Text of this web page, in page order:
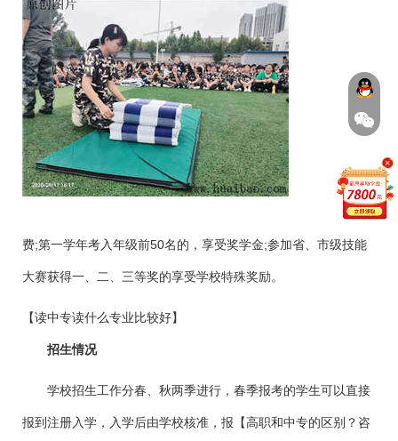
费;第一学年考入年级前50名的，享受奖学金;参加省、市级技能
大赛获得一、二、三等奖的享受学校特殊奖励。
【读中专读什么专业比较好】
招生情况
学校招生工作分春、秋两季进行，春季报考的学生可以直接
报到注册入学，入学后由学校核准，报【高职和中专的区别？咨